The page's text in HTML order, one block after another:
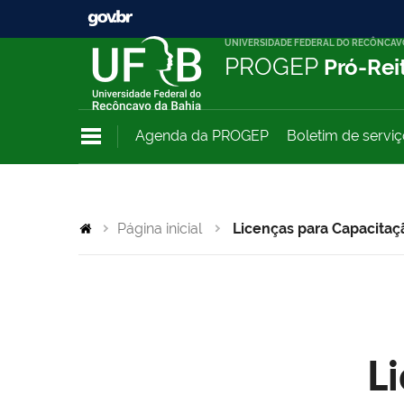
UNIVERSIDADE FEDERAL DO
PROGEP Pró-
Agenda da PROGEP Boletim de
Página inicial Licenças para